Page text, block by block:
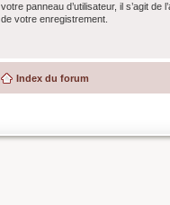
votre panneau d’utilisateur, il s’agit
de votre enregistrement.
Index du forum